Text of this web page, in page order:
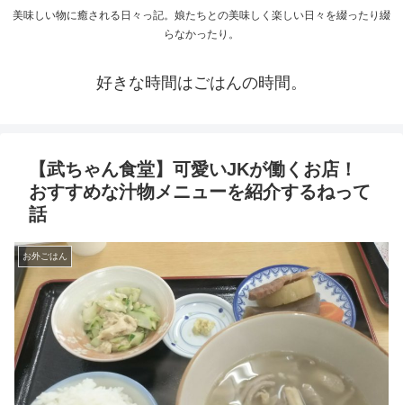
美味しい物に癒される日々っ記。娘たちとの美味しく楽しい日々を綴ったり綴
らなかったり。
好きな時間はごはんの時間。
【武ちゃん食堂】可愛いJKが働くお店！
おすすめな汁物メニューを紹介するねって
話
お外ごはん